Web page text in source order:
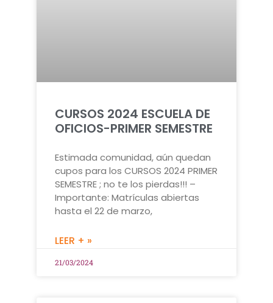
CURSOS 2024 ESCUELA DE
OFICIOS-PRIMER SEMESTRE
Estimada comunidad, aún quedan
cupos para los CURSOS 2024 PRIMER
SEMESTRE ; no te los pierdas!!! –
Importante: Matrículas abiertas
hasta el 22 de marzo,
LEER + »
21/03/2024